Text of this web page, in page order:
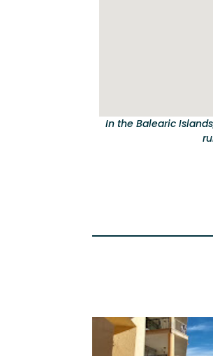
In the Balearic